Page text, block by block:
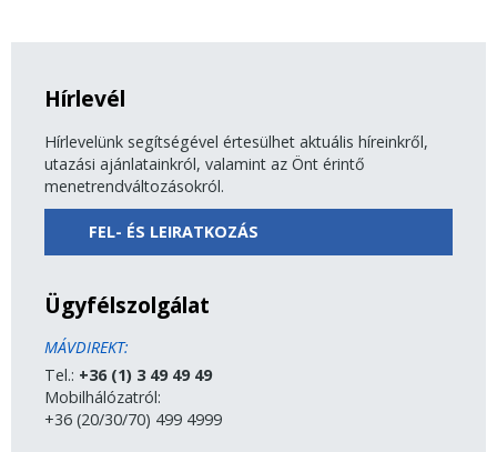
Hírlevél
Hírlevelünk segítségével értesülhet aktuális híreinkről,
utazási ajánlatainkról, valamint az Önt érintő
menetrendváltozásokról.
FEL- ÉS LEIRATKOZÁS
Ügyfélszolgálat
MÁVDIREKT:
Tel.: +36 (1) 3 49 49 49
Mobilhálózatról:
+36 (20/30/70) 499 4999